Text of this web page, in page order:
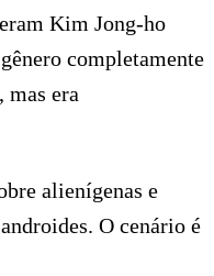
Kim Jong-ho
completamente
mas era
alienígenas e
O cenário é